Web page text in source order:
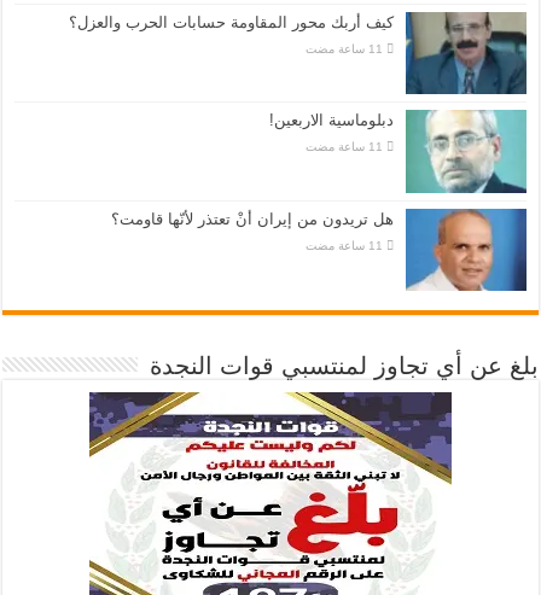
كيف أربك محور المقاومة حسابات الحرب والعزل؟
دبلوماسية الاربعين!
هل تريدون من إيران أنْ تعتذر لأنّها قاومت؟
بلغ عن أي تجاوز لمنتسبي قوات النجدة